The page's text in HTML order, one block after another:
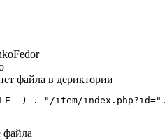
файла в дериктории
. "/item/
файла